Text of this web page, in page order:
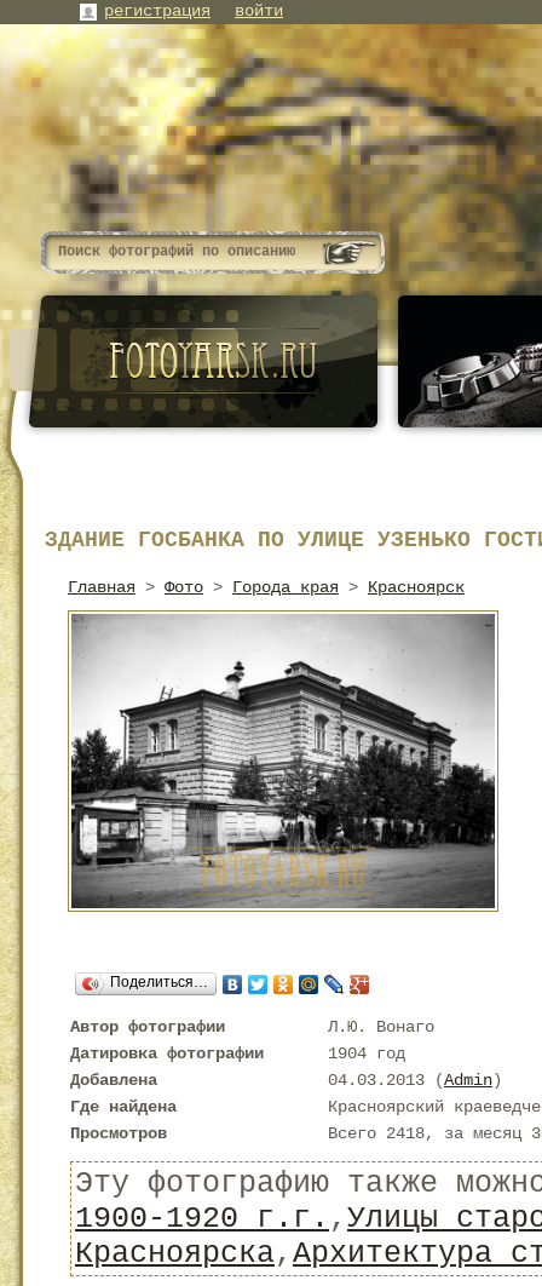
ЗДАНИЕ ГОСБАНКА ПО УЛИЦЕ УЗЕНЬКО
Главная > Фото > Города края > Красноярск
Поделиться…
Автор фотографии
Л.Ю. Вонаго
Датировка фотографии
1904 год
Добавлена
04.03.2013 (Admin)
Где найдена
Красноярский
Просмотров
Всего 2418, за месяц
Эту фотографию также
1900-1920 г.г. , Улицы
Красноярска, Архитектура
регистрация войти